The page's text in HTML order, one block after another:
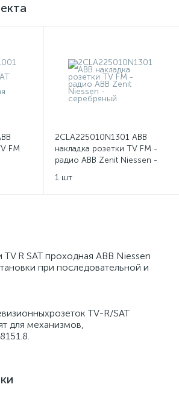
FM
2CLA225010N1301 ABB
накладка розетки TV FM -
радио ABB Zenit Niessen -
1 шт
R SAT проходная ABB Niessen
при последовательной и
TV-R/SAT
для механизмов,